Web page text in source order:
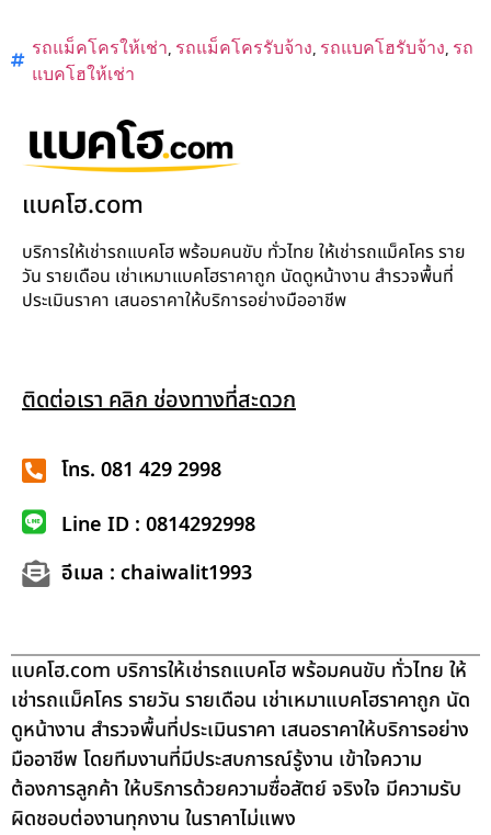
รถแม็คโครให้เช่า, รถแม็คโครรับจ้าง, รถแบคโฮรับจ้าง, รถ
แบคโฮให้เช่า
แบคโฮ.com
บริการให้เช่ารถแบคโฮ พร้อมคนขับ ทั่วไทย ให้เช่ารถแม็คโคร ราย
วัน รายเดือน เช่าเหมาแบคโฮราคาถูก นัดดูหน้างาน สำรวจพื้นที่
ประเมินราคา เสนอราคาให้บริการอย่างมืออาชีพ
ติดต่อเรา คลิก ช่องทางที่สะดวก
โทร. 081 429 2998
Line ID : 0814292998
อีเมล : chaiwalit1993
แบคโฮ.com บริการให้เช่ารถแบคโฮ พร้อมคนขับ ทั่วไทย ให้
เช่ารถแม็คโคร รายวัน รายเดือน เช่าเหมาแบคโฮราคาถูก นัด
ดูหน้างาน สำรวจพื้นที่ประเมินราคา เสนอราคาให้บริการอย่าง
มืออาชีพ โดยทีมงานที่มีประสบการณ์รู้งาน เข้าใจความ
ต้องการลูกค้า ให้บริการด้วยความซื่อสัตย์ จริงใจ มีความรับ
ผิดชอบต่องานทุกงาน ในราคาไม่แพง